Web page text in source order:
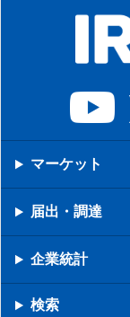
マーケット
届出・調達
企業統計
検索